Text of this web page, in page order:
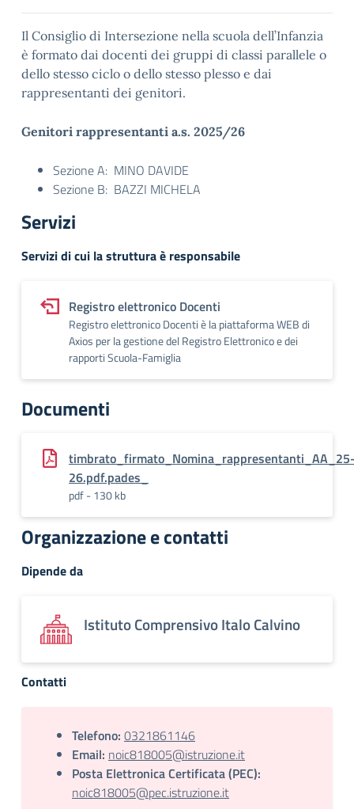
Il Consiglio di Intersezione nella scuola dell’Infanzia
è formato dai docenti dei gruppi di classi parallele o
dello stesso ciclo o dello stesso plesso e dai
rappresentanti dei genitori.
Genitori rappresentanti a.s. 2025/26
Sezione A: MINO DAVIDE
Sezione B: BAZZI MICHELA
Servizi
Servizi di cui la struttura è responsabile
Registro elettronico Docenti
Registro elettronico Docenti è la piattaforma WEB di
Axios per la gestione del Registro Elettronico e dei
rapporti Scuola-Famiglia
Documenti
26.pdf.pades_
pdf - 130 kb
Organizzazione e contatti
Dipende da
Istituto Comprensivo Italo Calvino
Contatti
Telefono: 0321861146
Email: noic818005@istruzione.it
Posta Elettronica Certificata (PEC):
noic818005@pec.istruzione.it